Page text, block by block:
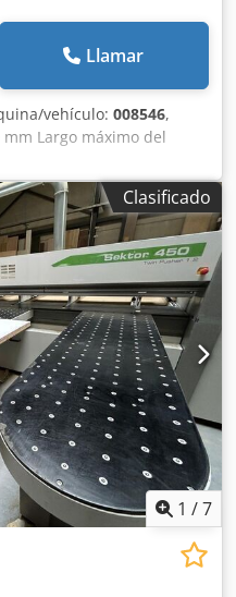
Llamar
vehículo: 008546,
Largo máximo del
de la hoja de sierra
Alierf Número de
Clasificado
1 /7